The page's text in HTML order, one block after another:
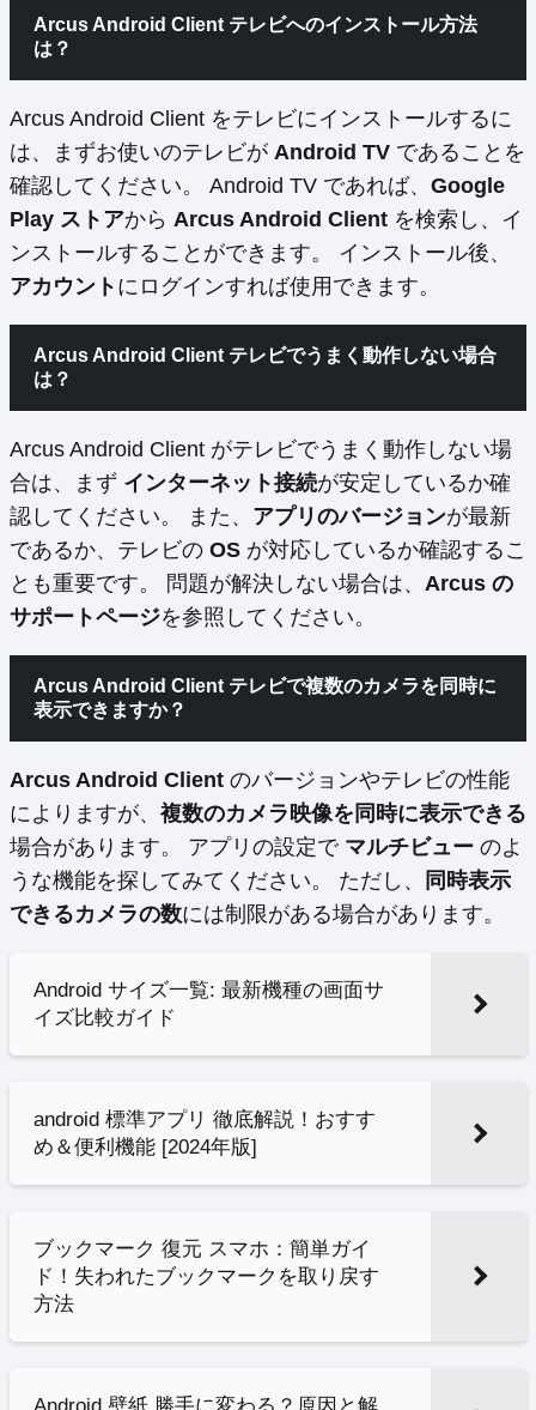
Arcus Android Client テレビへのインストール方法
は？
Arcus Android Client をテレビにインストールするに
は、まずお使いのテレビが Android TV であることを
確認してください。 Android TV であれば、 Google
Play ストアから Arcus Android Client を検索し、イ
ンストールすることができます。 インストール後、
アカウント にログインすれば使用できます。
Arcus Android Client テレビでうまく動作しない場合
は？
Arcus Android Client がテレビでうまく動作しない場
合は、まず インターネット接続が安定しているか確
認してください。 また、 アプリのバージョンが最新
であるか、テレビの OS が対応しているか確認するこ
とも重要です。 問題が解決しない場合は、 Arcus の
サポートページを参照してください。
Arcus Android Client テレビで複数のカメラを同時に
表示できますか？
Arcus Android Client のバージョンやテレビの性能
によりますが、 複数のカメラ映像を同時に表示できる
場合があります。 アプリの設定で マルチビュー のよ
うな機能を探してみてください。 ただし、
同時表示
できるカメラの数には制限がある場合があります。
Android サイズ一覧: 最新機種の画面サ
イズ比較ガイド
android 標準アプリ 徹底解説！おすす
め＆便利機能 [2024年版]
ブックマーク 復元 スマホ：簡単ガイ
ド！失われたブックマークを取り戻す
方法